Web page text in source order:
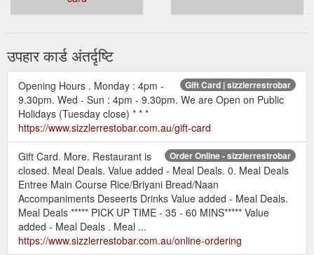
उपहार कार्ड अंतर्दृष्टि
Gift Card | sizzlerrestrobar
Opening Hours . Monday : 4pm -
9.30pm. Wed - Sun : 4pm - 9.30pm. We are Open on Public
Holidays (Tuesday close) * * *
https://www.sizzlerrestobar.com.au/gift-card
Order Online - sizzlerrestrobar
Gift Card. More. Restaurant is
closed. Meal Deals. Value added - Meal Deals. 0. Meal Deals
Entree Main Course Rice/Briyani Bread/Naan
Accompaniments Deseerts Drinks Value added - Meal Deals.
Meal Deals ***** PICK UP TIME - 35 - 60 MINS***** Value
added - Meal Deals . Meal ...
https://www.sizzlerrestobar.com.au/online-ordering